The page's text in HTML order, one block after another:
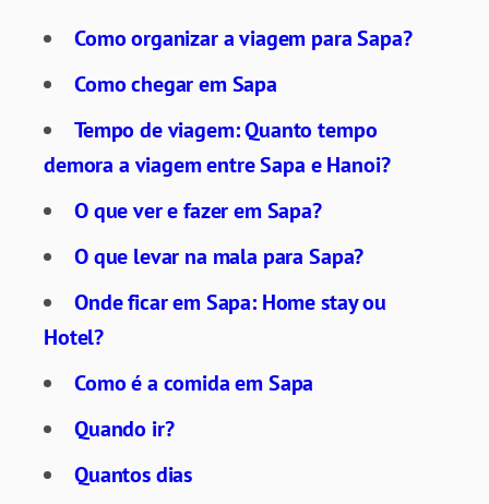
Como organizar a viagem para Sapa?
Como chegar em Sapa
Tempo de viagem: Quanto tempo
demora a viagem entre Sapa e Hanoi?
O que ver e fazer em Sapa?
O que levar na mala para Sapa?
Onde ficar em Sapa: Home stay ou
Hotel?
Como é a comida em Sapa
Quando ir?
Quantos dias